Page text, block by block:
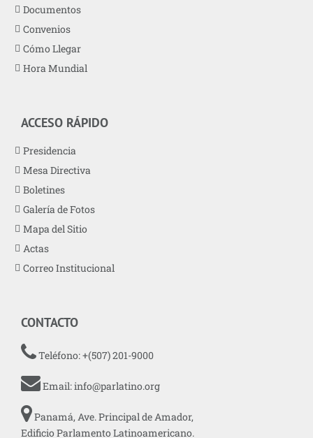
Documentos
Convenios
Cómo Llegar
Hora Mundial
ACCESO RÁPIDO
Presidencia
Mesa Directiva
Boletines
Galería de Fotos
Mapa del Sitio
Actas
Correo Institucional
CONTACTO
Teléfono: +(507) 201-9000
Email:info@parlatino.org
Panamá, Ave. Principal de Amador,
Edificio Parlamento Latinoamericano.